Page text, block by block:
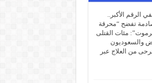
الرقم الأكبر..
تفضح “محرقة
مئات القتلى
والسعوديون
من العلاج عبر